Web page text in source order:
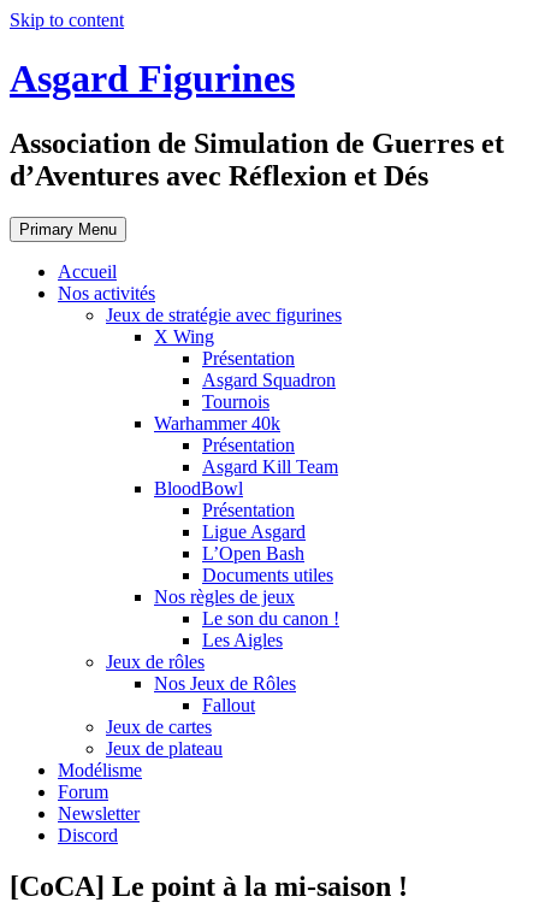
Skip to content
Asgard Figurines
Association de Simulation de Guerres et
d’Aventures avec Réflexion et Dés
Primary Menu
Accueil
Nos activités
Jeux de stratégie avec figurines
X Wing
Présentation
Asgard Squadron
Tournois
Warhammer 40k
Présentation
Asgard Kill Team
BloodBowl
Présentation
Ligue Asgard
L’Open Bash
Documents utiles
Nos règles de jeux
Le son du canon !
Les Aigles
Jeux de rôles
Nos Jeux de Rôles
Fallout
Jeux de cartes
Jeux de plateau
Modélisme
Forum
Newsletter
Discord
[CoCA] Le point à la mi-saison !